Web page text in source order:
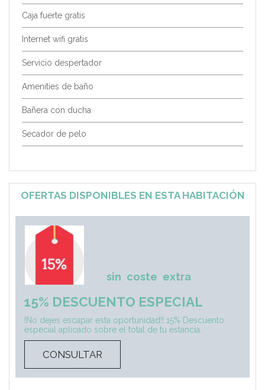
Caja fuerte gratis
Internet wifi gratis
Servicio despertador
Amenities de baño
Bañera con ducha
Secador de pelo
OFERTAS DISPONIBLES EN ESTA HABITACIÓN
sin coste extra
15% DESCUENTO ESPECIAL
!No dejes escapar esta oportunidad!! 15% Descuento
especial aplicado sobre el total de tu estancia.
CONSULTAR